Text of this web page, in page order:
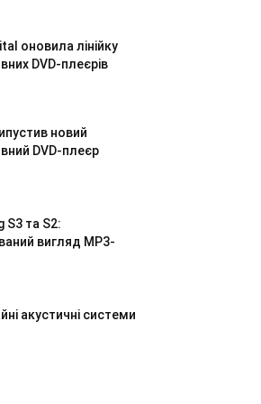
оновила лінійку
DVD-плеєрів
новий
DVD-плеєр
S3 та S2:
вигляд МР3-
акустичні системи